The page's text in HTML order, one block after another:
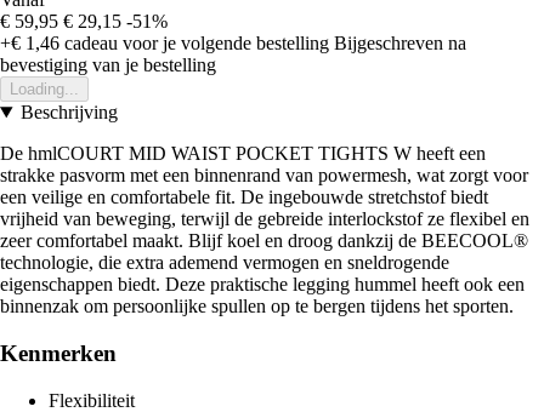
€ 59,95 € 29,15 -51%
+€ 1,46 cadeau voor je volgende bestelling Bijgeschreven na
bevestiging van je bestelling
Loading...
Beschrijving
De hmlCOURT MID WAIST POCKET TIGHTS W heeft een
strakke pasvorm met een binnenrand van powermesh, wat zorgt voor
een veilige en comfortabele fit. De ingebouwde stretchstof biedt
vrijheid van beweging, terwijl de gebreide interlockstof ze flexibel en
zeer comfortabel maakt. Blijf koel en droog dankzij de BEECOOL®
technologie, die extra ademend vermogen en sneldrogende
eigenschappen biedt. Deze praktische legging hummel heeft ook een
binnenzak om persoonlijke spullen op te bergen tijdens het sporten.
Kenmerken
Flexibiliteit